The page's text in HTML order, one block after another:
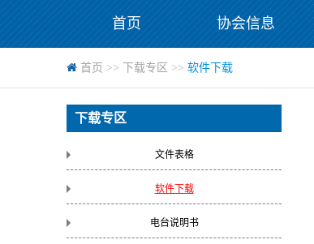
首页 协会信息
首页 >> 下载专区 >> 软件下载
下载专区
文件表格
软件下载
电台说明书